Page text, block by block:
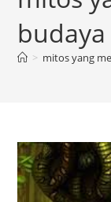
budaya
> mitos yang